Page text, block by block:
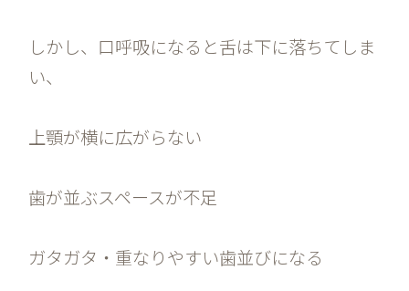
しかし、口呼吸になると舌は下に落ちてしま
い、
上顎が横に広がらない
歯が並ぶスペースが不足
ガタガタ・重なりやすい歯並びになる